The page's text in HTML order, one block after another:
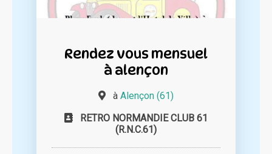
Rendez vous mensuel
à alençon
à Alençon (61)
RETRO NORMANDIE CLUB 61
(R.N.C.61)